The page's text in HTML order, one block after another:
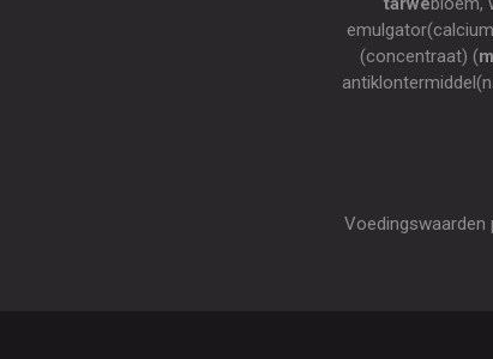
(concentraat) (
Voedingswaarden